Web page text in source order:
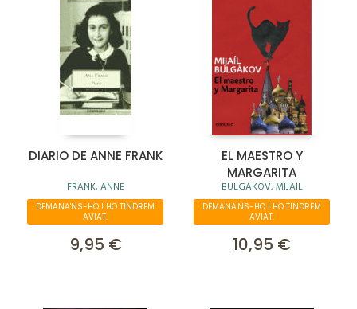
DIARIO DE ANNE FRANK
FRANK, ANNE
DEMANA'NS-HO I HO TINDREM
AVIAT.
9,95 €
EL MAESTRO Y
MARGARITA
BULGÁKOV, MIJAÍL
DEMANA'NS-HO I HO TINDREM
AVIAT.
10,95 €